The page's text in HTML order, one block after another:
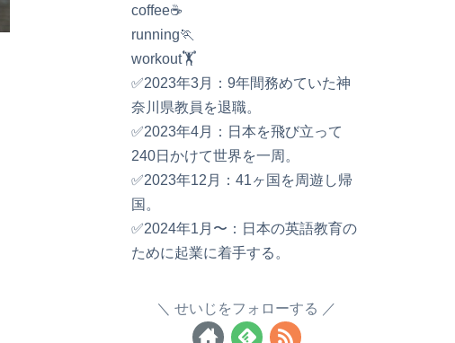
coffee☕️
running🏃
workout🏋️
✅2023年3月：9年間務めていた神
奈川県教員を退職。
✅2023年4月：日本を飛び立って
240日かけて世界を一周。
✅2023年12月：41ヶ国を周遊し帰
国。
✅2024年1月〜：日本の英語教育の
ために起業に着手する。
せいじをフォローする